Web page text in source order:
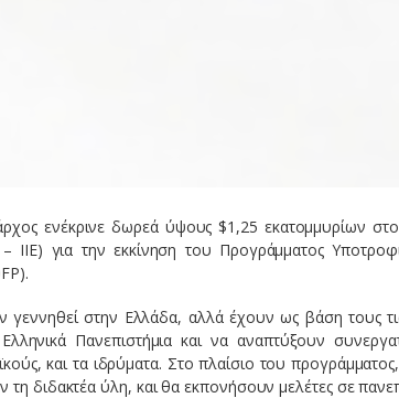
ενέκρινε δωρεά ύψους $1,25 εκατομμυρίων
IIE) για την εκκίνηση του Προγράμματος
γεννηθεί στην Ελλάδα, αλλά έχουν ως βάση τους
Πανεπιστήμια και να αναπτύξουν
και τα ιδρύματα. Στο πλαίσιο του
τη διδακτέα ύλη, και θα εκπονήσουν μελέτες σε